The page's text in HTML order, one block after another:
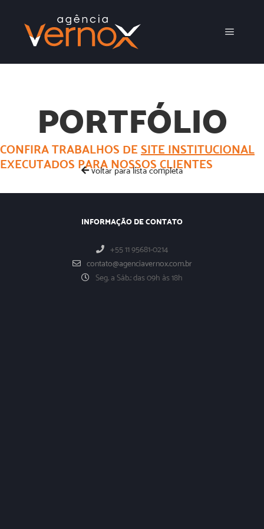
PORTFÓLIO
CONFIRA TRABALHOS DE SITE INSTITUCIONAL
EXECUTADOS PARA NOSSOS CLIENTES
voltar para lista completa
INFORMAÇÃO DE CONTATO
+55 11 95681-0214
contato@agenciavernox.com.br
Seg. a Sáb.: das 09h às 18h